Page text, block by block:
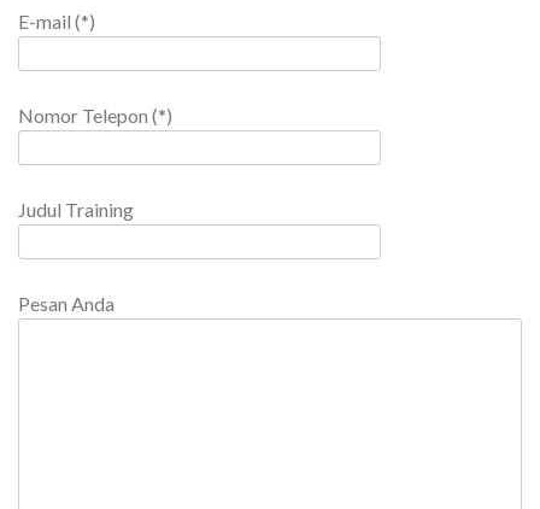
E-mail (*)
Nomor Telepon (*)
Judul Training
Pesan Anda